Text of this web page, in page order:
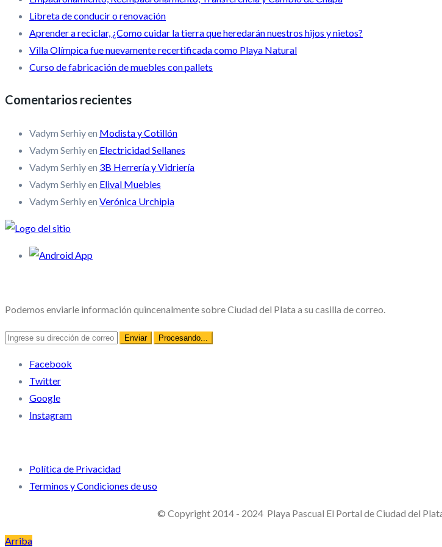
Libreta de conducir o renovación
Aprender a reciclar, ¿Como cuidar la tierra que heredarán nuestros hijos y nietos?
Villa Olímpica fue nuevamente recertificada como Playa Natural
Curso de fabricación de muebles con pallets
Comentarios recientes
Vadym Serhiyen Modista y Cotillón
Vadym Serhiyen Electricidad Sellanes
Vadym Serhiyen 3B Herrería y Vidriería
Vadym Serhiyen Elival Muebles
Vadym Serhiyen Verónica Urchipia
Podemos enviarle información quincenalmente sobre Ciudad del Plata a su casilla de correo.
Facebook
Twitter
Google
Instagram
Política de Privacidad
Terminos y Condiciones de uso
© Copyright 2014 - 2024 Playa Pascual El Portal de Ciudad del
Arriba